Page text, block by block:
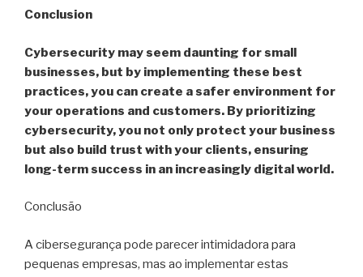
Conclusion
Cybersecurity may seem daunting for small
businesses, but by implementing these best
practices, you can create a safer environment for
your operations and customers. By prioritizing
cybersecurity, you not only protect your business
but also build trust with your clients, ensuring
long-term success in an increasingly digital world.
Conclusão
A cibersegurança pode parecer intimidadora para
pequenas empresas, mas ao implementar estas